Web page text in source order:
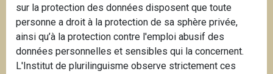
sur la protection des données disposent que toute
personne a droit à la protection de sa sphère privée,
ainsi qu’à la protection contre l'emploi abusif des
données personnelles et sensibles qui la concernent.
L'Institut de plurilinguisme observe strictement ces